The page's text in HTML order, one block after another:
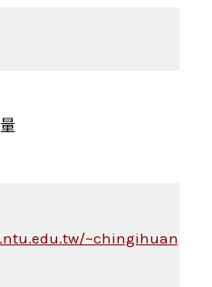
~chingihuang/